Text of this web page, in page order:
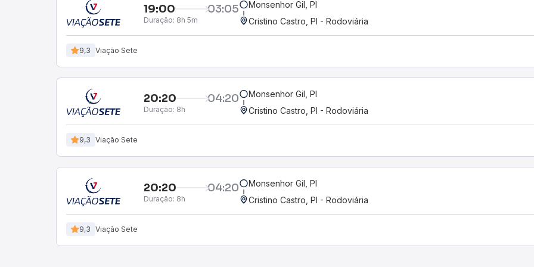
19:00 03:05
Duração: 8h 5m
Monsenhor Gil, PI
Cristino Castro, PI - Rodoviária
9,3 Viação Sete
20:20 04:20
Duração: 8h
Monsenhor Gil, PI
Cristino Castro, PI - Rodoviária
9,3 Viação Sete
20:20 04:20
Duração: 8h
Monsenhor Gil, PI
Cristino Castro, PI - Rodoviária
9,3 Viação Sete